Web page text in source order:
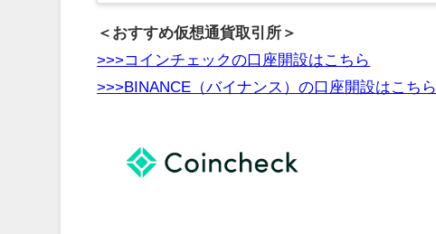
＜おすすめ仮想通貨取引所＞
>>>コインチェックの口座開設はこちら
>>>BINANCE（バイナンス）の口座開設はこちら